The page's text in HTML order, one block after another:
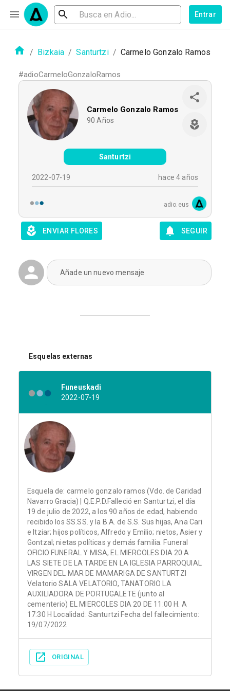
Entrar
/ Bizkaia / Santurtzi / Carmelo Gonzalo Ramos
#adioCarmeloGonzaloRamos
Carmelo Gonzalo Ramos
90 Años
Santurtzi
2022-07-19 hace 4 años
adio.eus
ENVIAR FLORES SEGUIR
Añade un nuevo mensaje
Esquelas externas
Funeuskadi
2022-07-19
Esquela de: carmelo gonzalo ramos (Vdo. de Caridad
Navarro Gracia) | Q.E.P.D.Falleció en Santurtzi, el día
19 de julio de 2022, a los 90 años de edad, habiendo
recibido los SS.SS. y la B.A. de S.S. Sus hijas, Ana Cari
e Itziar; hijos políticos, Alfredo y Emilio; nietos, Asier y
Gontzal; nietas políticas y demás familia. Funeral
OFICIO FUNERAL Y MISA, EL MIERCOLES DIA 20 A
LAS SIETE DE LA TARDE EN LA IGLESIA PARROQUIAL
VIRGEN DEL MAR DE MAMARIGA DE SANTURTZI
Velatorio SALA VELATORIO, TANATORIO LA
AUXILIADORA DE PORTUGALETE (junto al
cementerio) EL MIERCOLES DIA 20 DE 11:00 H. A
17:30 H Localidad: Santurtzi Fecha del fallecimiento:
19/07/2022
ORIGINAL